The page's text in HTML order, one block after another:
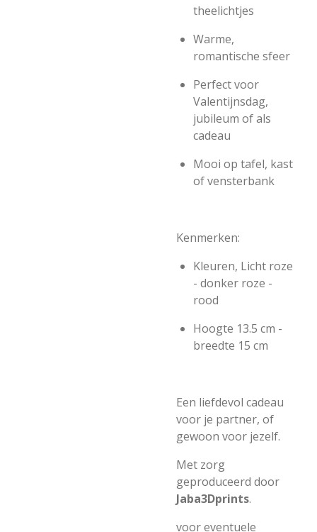
theelichtjes
Warme,
romantische sfeer
Perfect voor
Valentijnsdag,
jubileum of als
cadeau
Mooi op tafel, kast
of vensterbank
Kenmerken:
Kleuren, Licht roze
- donker roze -
rood
Hoogte 13.5 cm -
breedte 15 cm
Een liefdevol cadeau
voor je partner, of
gewoon voor jezelf.
Met zorg
geproduceerd door
Jaba3Dprints.
voor eventuele